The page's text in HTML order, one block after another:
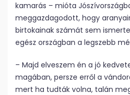
kamarás – mióta
meggazdagodott, hogy
birtokainak számát sem
egész országban a legszebb
– Majd elveszem én a jó
magában, persze erről a
mert ha tudták volna, talán